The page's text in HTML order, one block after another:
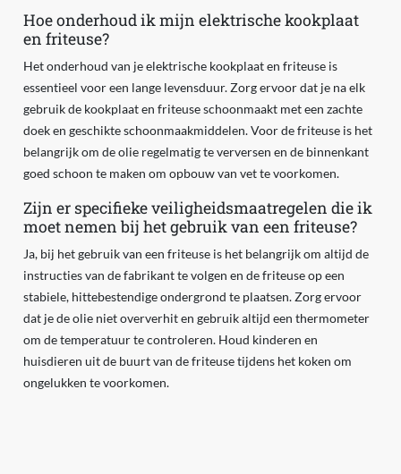
Hoe onderhoud ik mijn elektrische kookplaat
en friteuse?
Het onderhoud van je elektrische kookplaat en friteuse is
essentieel voor een lange levensduur. Zorg ervoor dat je na elk
gebruik de kookplaat en friteuse schoonmaakt met een zachte
doek en geschikte schoonmaakmiddelen. Voor de friteuse is het
belangrijk om de olie regelmatig te verversen en de binnenkant
goed schoon te maken om opbouw van vet te voorkomen.
Zijn er specifieke veiligheidsmaatregelen die ik
moet nemen bij het gebruik van een friteuse?
Ja, bij het gebruik van een friteuse is het belangrijk om altijd de
instructies van de fabrikant te volgen en de friteuse op een
stabiele, hittebestendige ondergrond te plaatsen. Zorg ervoor
dat je de olie niet oververhit en gebruik altijd een thermometer
om de temperatuur te controleren. Houd kinderen en
huisdieren uit de buurt van de friteuse tijdens het koken om
ongelukken te voorkomen.